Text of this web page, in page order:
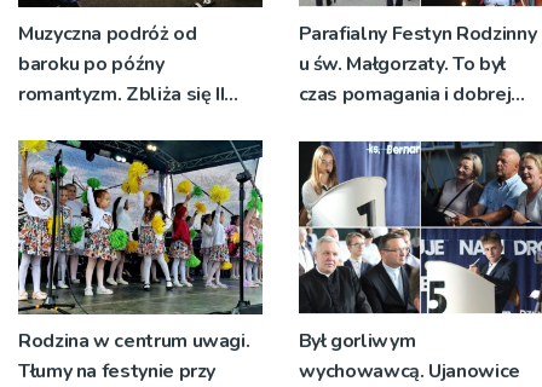
Muzyczna podróż od
baroku po późny
romantyzm. Zbliża się II
Muzyki Organowej w
Tarnowie
Parafialny Festyn Rodzinny
u św. Małgorzaty. To był
czas pomagania i dobrej
Rodzina w centrum uwagi.
Tłumy na festynie przy
Był gorliwym
wychowawcą. Ujanowice